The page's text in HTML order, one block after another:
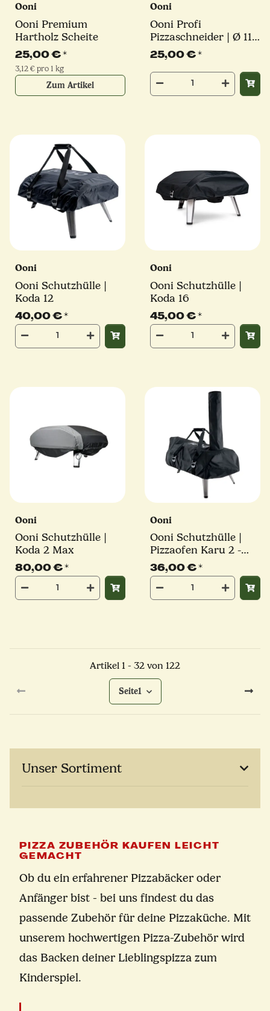
Ooni
Ooni Premium
Hartholz Scheite
25,00 €*
3,12 € pro 1 kg
Zum Artikel
Ooni
Ooni Profi
Pizzaschneider | Ø 11,3
cm
25,00 €*
Ooni
Ooni Schutzhülle |
Koda 12
40,00 €*
Ooni
Ooni Schutzhülle |
Koda 16
45,00 €*
Ooni
Ooni Schutzhülle |
Koda 2 Max
80,00 €*
Ooni
Ooni Schutzhülle |
Pizzaofen Karu 2 -
Karu 12 - Karu 12G
36,00 €*
Artikel 1 - 32 von 122
Seite1
Unser Sortiment
PIZZA ZUBEHÖR KAUFEN LEICHT
GEMACHT
Ob du ein erfahrener Pizzabäcker oder
Anfänger bist - bei uns findest du das
passende Zubehör für deine Pizzaküche. Mit
unserem hochwertigen Pizza-Zubehör wird
das Backen deiner Lieblingspizza zum
Kinderspiel.